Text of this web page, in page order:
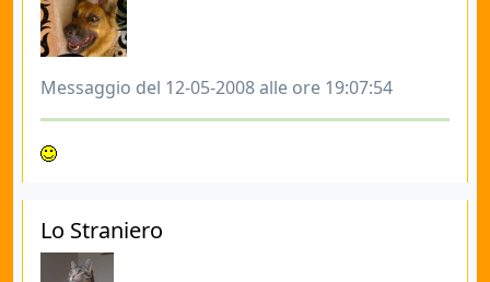
Messaggio del 12-05-2008 alle ore 19:07:54
Lo Straniero